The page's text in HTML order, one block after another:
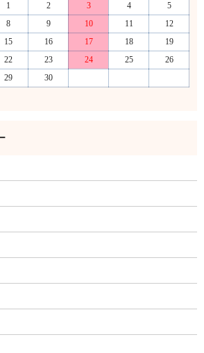
1
2 3 4
5
8 9 10 11
12
15 16 17 18
19
22 23 24 25
26
29 30